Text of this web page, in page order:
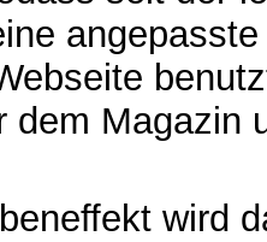
dem Magazin
wird